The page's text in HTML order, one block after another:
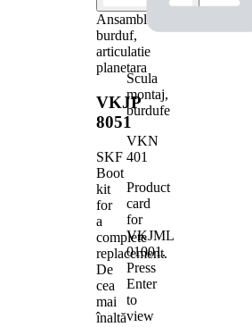
Ansamblu
burduf,
articulatie
planetara
VKJP
8051
SKF
Boot
kit
for
a
complete
replacement.
De
cea
mai
înaltă
Scula
montaj,
burdufe
VKN
401
Product
card
for
VKJML
01001.
Press
Enter
to
view